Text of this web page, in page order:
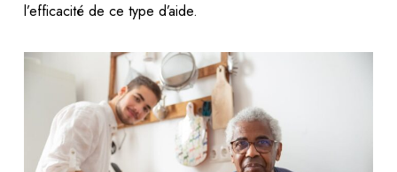
l’efficacité de ce type d’aide.